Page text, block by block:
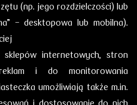
(np. jego rozdzielczości) lub
- desktopowa lub mobilna).
internetowych, stron
i do monitorowania
umożliwiają także m.in.
i dostosowanie do nich